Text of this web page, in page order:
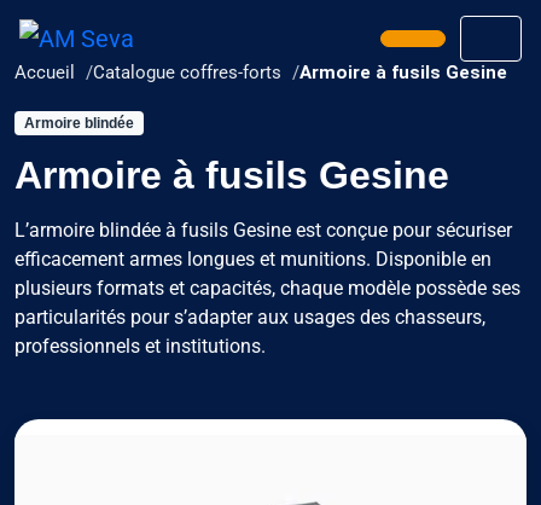
Prendre
Accueil Catalogue coffres-forts Armoire à fusils Gesine
Armoire blindée
Armoire à fusils Gesine
L’armoire blindée à fusils Gesine est conçue pour sécuriser
efficacement armes longues et munitions. Disponible en
plusieurs formats et capacités, chaque modèle possède ses
particularités pour s’adapter aux usages des chasseurs,
professionnels et institutions.